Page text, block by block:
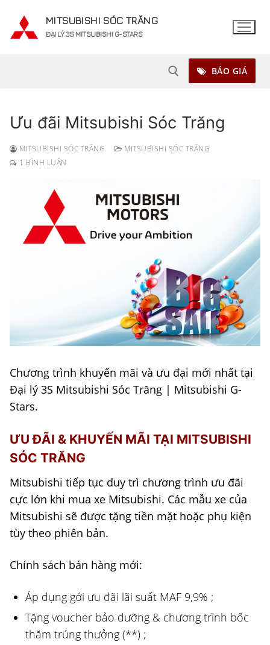
nội
MITSUBISHI SÓC TRĂNG
ĐẠI LÝ 3S MITSUBISHI G-STARS
Tìm kiếm cho:
BÁO GIÁ
Ưu đãi Mitsubishi Sóc Trăng
MITSUBISHI SÓC TRĂNG
MITSUBISHI SÓC TRĂNG
1 BÌNH LUẬN
Chương trình khuyến mãi và ưu đại mới nhất tại
Đại lý 3S Mitsubishi Sóc Trăng | Mitsubishi G-
Stars.
ƯU ĐÃI & KHUYẾN MÃI TẠI MITSUBISHI
SÓC TRĂNG
Mitsubishi tiếp tục duy trì chương trình ưu đãi
cực lớn khi mua xe Mitsubishi. Các mẫu xe của
Mitsubishi sẽ được tặng tiền mặt hoặc phụ kiện
tùy theo phiên bản.
Chính sách bán hàng mới:
Áp dụng gới ưu đãi lãi suất MAF 9,9% ;
Tặng voucher bảo dưỡng & chương trình bốc
thăm trúng thưởng (**) ;